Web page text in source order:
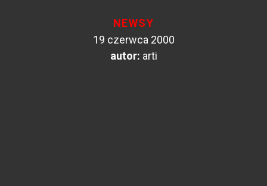
NEWSY
19 czerwca 2000
autor: arti